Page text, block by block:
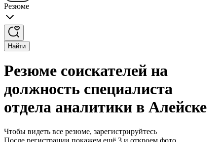
Резюме
Найти
Резюме соискателей на
должность специалиста
отдела аналитики в Алейске
Чтобы видеть все резюме, зарегистрируйтесь
После регистрации покажем ещё 3 и откроем фото